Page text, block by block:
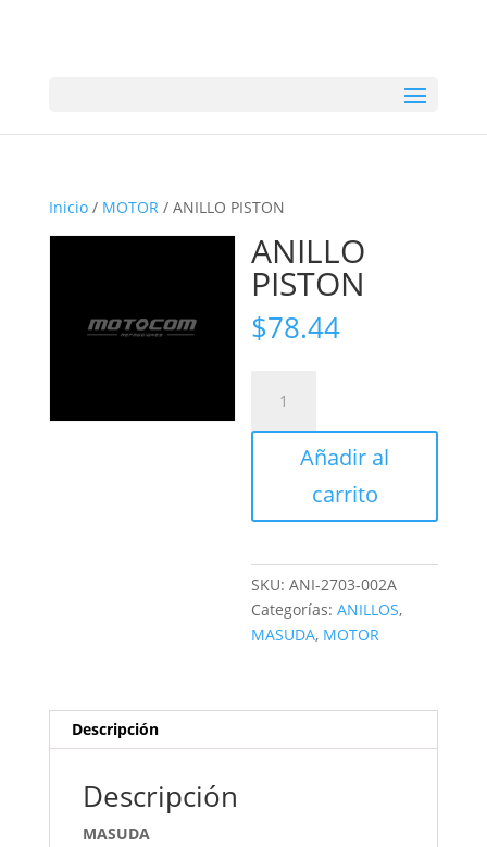
Inicio/ MOTOR/ ANILLO PISTON
ANILLO
PISTON
$78.44
PISTON
cantidad
Añadir al
carrito
SKU:ANI-2703-002A
Categorías:ANILLOS,
MASUDA, MOTOR
Descripción
Descripción
MASUDA